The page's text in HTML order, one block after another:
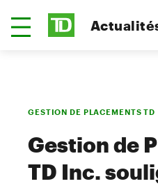
GESTION DE PLACEMENTS TD
Gestion de
TD Inc.